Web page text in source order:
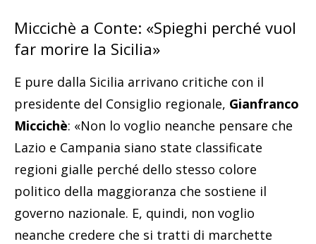
Miccichè a Conte: «Spieghi perché vuol
far morire la Sicilia»
E pure dalla Sicilia arrivano critiche con il
presidente del Consiglio regionale, Gianfranco
Miccichè: «Non lo voglio neanche pensare che
Lazio e Campania siano state classificate
regioni gialle perché dello stesso colore
politico della maggioranza che sostiene il
governo nazionale. E, quindi, non voglio
neanche credere che si tratti di marchette